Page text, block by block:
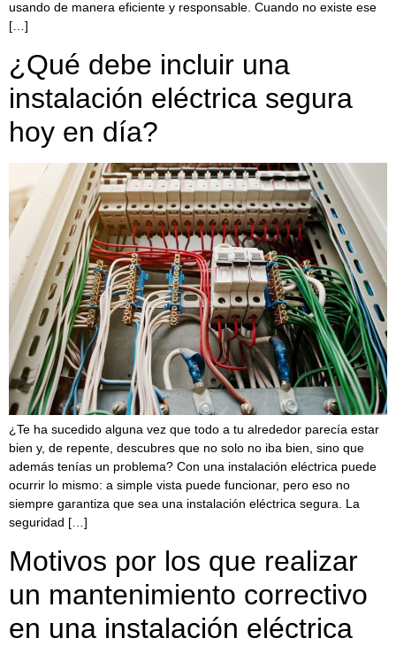
usando de manera eficiente y responsable. Cuando no existe ese
[…]
¿Qué debe incluir una
instalación eléctrica segura
hoy en día?
¿Te ha sucedido alguna vez que todo a tu alrededor parecía estar
bien y, de repente, descubres que no solo no iba bien, sino que
además tenías un problema? Con una instalación eléctrica puede
ocurrir lo mismo: a simple vista puede funcionar, pero eso no
siempre garantiza que sea una instalación eléctrica segura. La
seguridad […]
Motivos por los que realizar
un mantenimiento correctivo
en una instalación eléctrica